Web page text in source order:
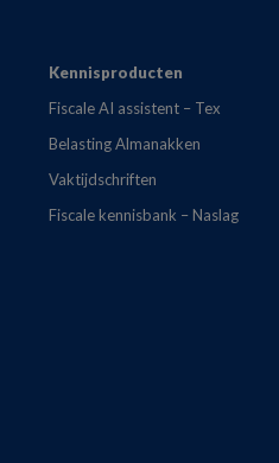
Kennisproducten
Fiscale AI assistent – Tex
Belasting Almanakken
Vaktijdschriften
Fiscale kennisbank – Naslag